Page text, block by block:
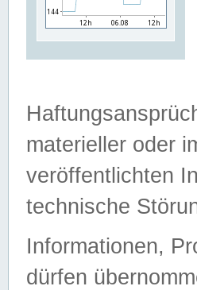
materieller oder
veröffentlichten
technische
Informationen,
dürfen